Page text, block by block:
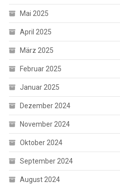
Mai 2025
April 2025
März 2025
Februar 2025
Januar 2025
Dezember 2024
November 2024
Oktober 2024
September 2024
August 2024